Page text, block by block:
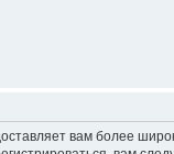
вам более